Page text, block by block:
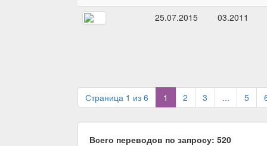
25.07.2015 03.2011
Страница 1 из 6 1 (current)
2 3 ... 5
Всего переводов по запросу: 520